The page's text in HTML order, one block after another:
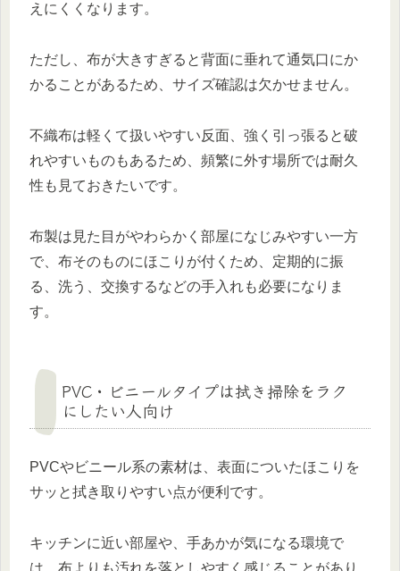
えにくくなります。
ただし、布が大きすぎると背面に垂れて通気口にか
かることがあるため、サイズ確認は欠かせません。
不織布は軽くて扱いやすい反面、強く引っ張ると破
れやすいものもあるため、頻繁に外す場所では耐久
性も見ておきたいです。
布製は見た目がやわらかく部屋になじみやすい一方
で、布そのものにほこりが付くため、定期的に振
る、洗う、交換するなどの手入れも必要になりま
す。
PVC・ビニールタイプは拭き掃除をラク
にしたい人向け
PVCやビニール系の素材は、表面についたほこりを
サッと拭き取りやすい点が便利です。
キッチンに近い部屋や、手あかが気になる環境で
は、布よりも汚れを落としやすく感じることがあり